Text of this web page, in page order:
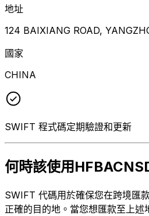
地址
124 BAIXIANG ROAD,
國家
CHINA
SWIFT 程式碼定期驗證和更新
何時該使用
SWIFT 代碼用於確保您在跨境匯
正確的目的地。當您想匯款至上述